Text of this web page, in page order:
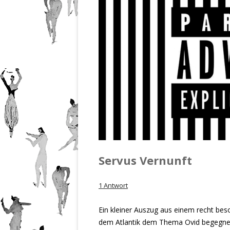
Nr.
Nr.
Nr.
Servus Vernunft
1 Antwort
Ein kleiner Auszug aus einem recht
dem Atlantik dem Thema Ovid